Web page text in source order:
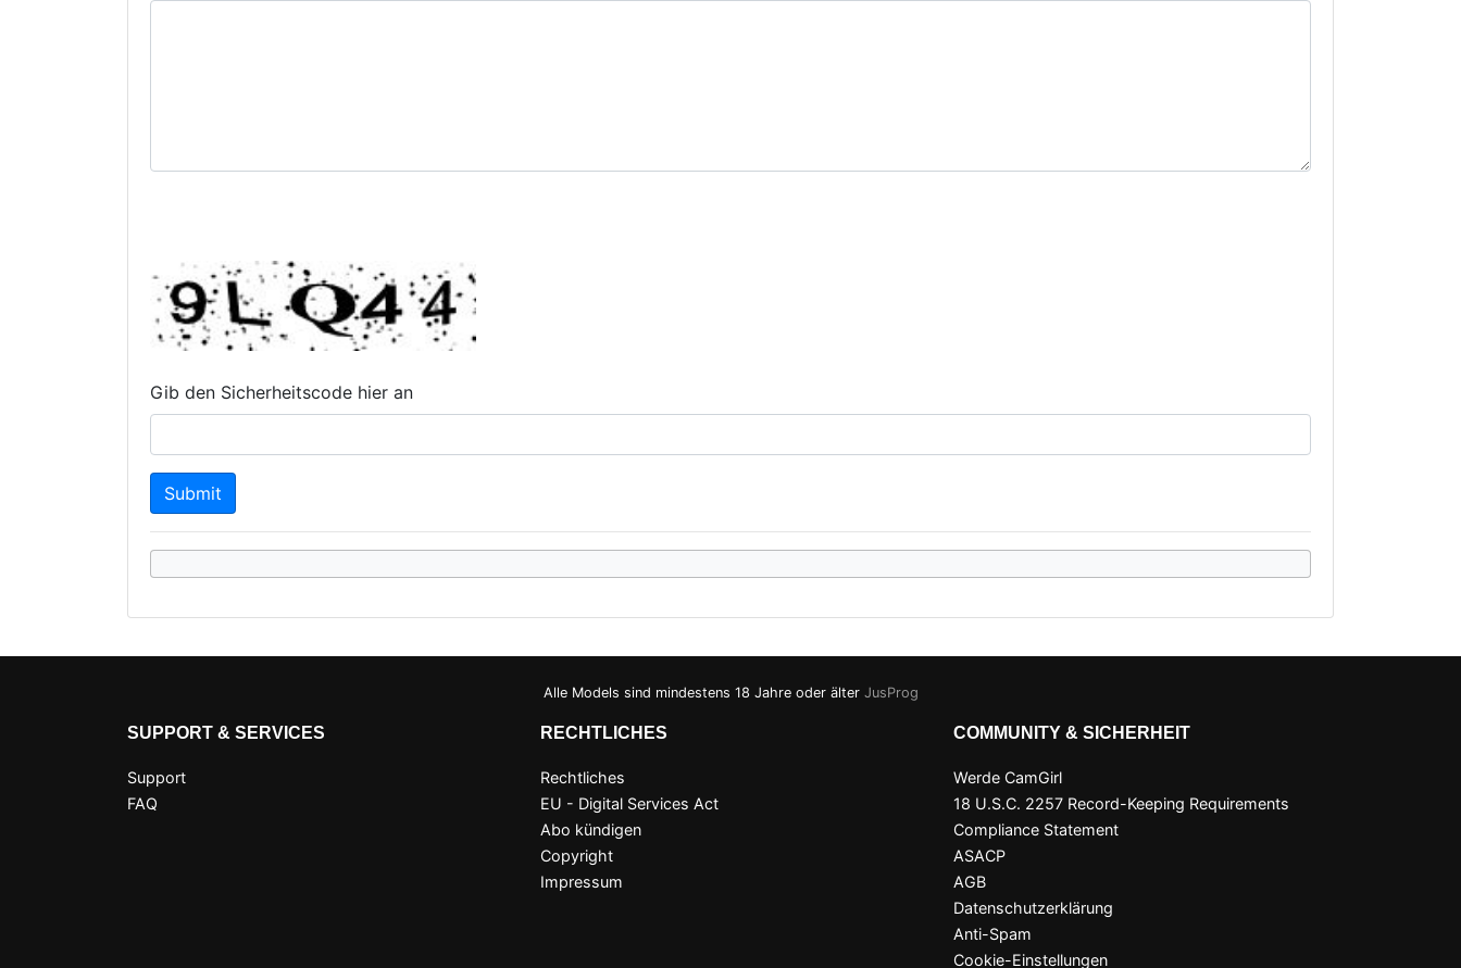
Gib den Sicherheitscode hier an
Alle Models sind mindestens 18 Jahre oder älter JusProg
SUPPORT & SERVICES
Support
FAQ
RECHTLICHES
Rechtliches
EU - Digital Services Act
Abo kündigen
Copyright
Impressum
COMMUNITY & SICHERHEIT
Werde CamGirl
18 U.S.C. 2257 Record-Keeping Requirements
Compliance Statement
ASACP
AGB
Datenschutzerklärung
Anti-Spam
Cookie-Einstellungen